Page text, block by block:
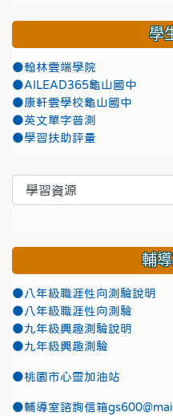
學
●翰林雲端學院
●AILEAD365龜山國中
●康軒雲學校龜山國中
●英文單字普測
●學習扶助評量
輔
●八年級職涯性向測驗說明
●八年級職涯性向測驗
●九年級興趣測驗說明
●九年級興趣測驗
●桃園市心靈加油站
●輔導室諮詢信箱